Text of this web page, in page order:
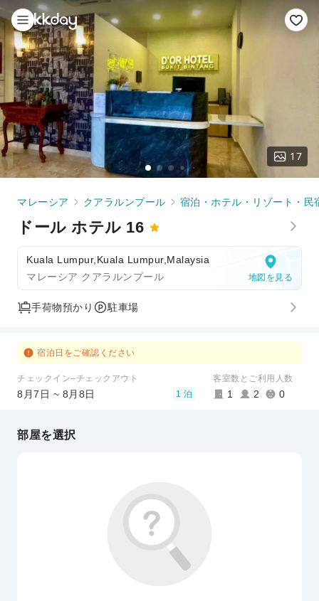
17
マレーシア クアラルンプール 宿泊・ホテル・リゾート・民
ドール ホテル 16
Kuala Lumpur,Kuala Lumpur,Malaysia
マレーシア クアラルンプール
地図を見る
手荷物預かり 駐車場
宿泊日をご確認ください
チェックイン–チェックアウト
8月7日 ~ 8月8日 1 泊
客室数とご利用人数
1 2 0
部屋を選択